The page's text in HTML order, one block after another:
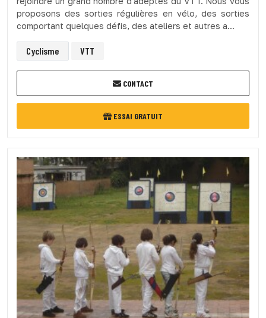
proposons des sorties régulières en vélo, des sorties
comportant quelques défis, des ateliers et autres a...
Cyclisme VTT
CONTACT
ESSAI GRATUIT